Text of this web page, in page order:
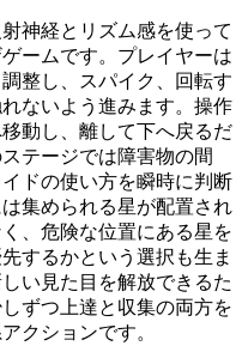
神経とリズム感を使って
ームです。プレイヤーは
整し、スパイク、回転す
ないよう進みます。操作
動し、離して下へ戻るだ
テージでは障害物の間
ドの使い方を瞬時に判断
集められる星が配置され
、危険な位置にある星を
するかという選択も生ま
い見た目を解放できるた
ずつ上達と収集の両方を
クションです。